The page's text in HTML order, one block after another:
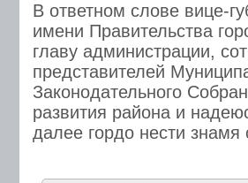
В ответном слове вице-
имени Правительства
главу администрации,
представителей
Законодательного
развития района и
далее гордо нести